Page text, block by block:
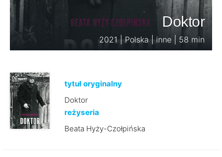
Doktor
2021 | Polska | inne | 58 min
tytuł oryginalny
Doktor
reżyseria
Beata Hyży-Czołpińska